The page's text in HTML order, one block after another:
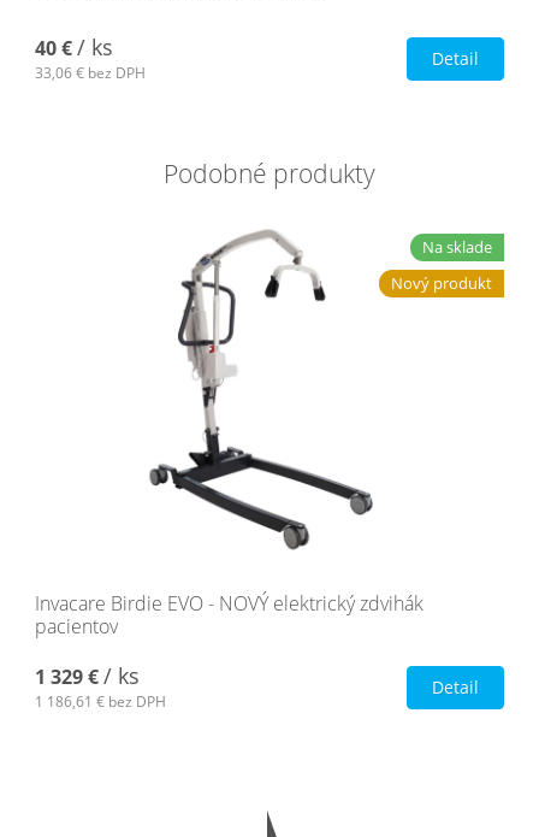
40 €/ ks
33,06 € bez DPH
Detail
Podobné produkty
Na sklade
Nový produkt
Invacare Birdie EVO - NOVÝ elektrický zdvihák
pacientov
1 329 €/ ks
1 186,61 € bez DPH
Detail